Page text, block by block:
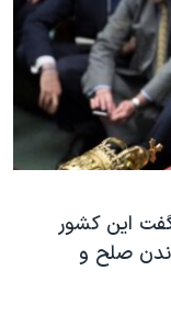
این کشور
صلح و